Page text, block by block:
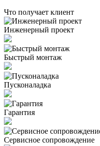
Что получает клиент
Инженерный проект
Быстрый монтаж
Пусконаладка
Гарантия
Сервисное сопровождение